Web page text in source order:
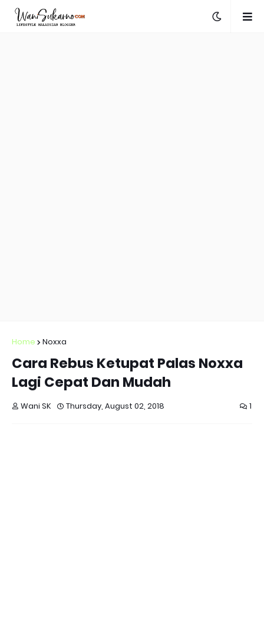
Home Noxxa
Cara Rebus Ketupat Palas Noxxa
Lagi Cepat Dan Mudah
Wani SK Thursday, August 02, 2018 1